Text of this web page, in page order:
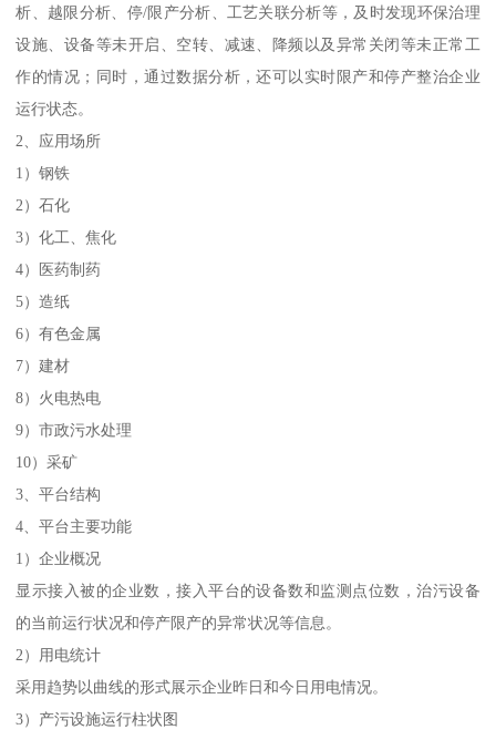
析、越限分析、停/限产分析、工艺关联分析等，及时发现环保治理
设施、设备等未开启、空转、减速、降频以及异常关闭等未正常工
作的情况；同时，通过数据分析，还可以实时限产和停产整治企业
运行状态。
2、应用场所
1）钢铁
2）石化
3）化工、焦化
4）医药制药
5）造纸
6）有色金属
7）建材
8）火电热电
9）市政污水处理
10）采矿
3、平台结构
4、平台主要功能
1）企业概况
显示接入被的企业数，接入平台的设备数和监测点位数，治污设备
的当前运行状况和停产限产的异常状况等信息。
2）用电统计
采用趋势以曲线的形式展示企业昨日和今日用电情况。
3）产污设施运行柱状图